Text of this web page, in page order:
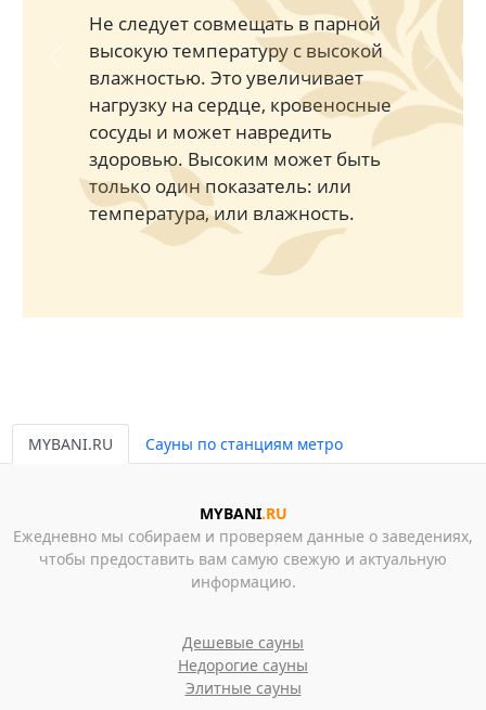
Не следует совмещать в парной
высокую температуру с высокой
влажностью. Это увеличивает
нагрузку на сердце, кровеносные
сосуды и может навредить
здоровью. Высоким может быть
только один показатель: или
температура, или влажность.
Next
MYBANI.RU Сауны по станциям метро
MYBANI.RU
Ежедневно мы собираем и проверяем данные о заведениях,
чтобы предоставить вам самую свежую и актуальную
информацию.
Дешевые сауны
Недорогие сауны
Элитные сауны